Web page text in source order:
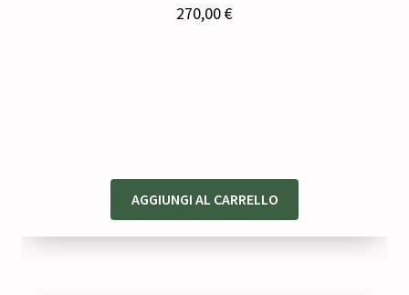
270,00€
AGGIUNGI AL CARRELLO